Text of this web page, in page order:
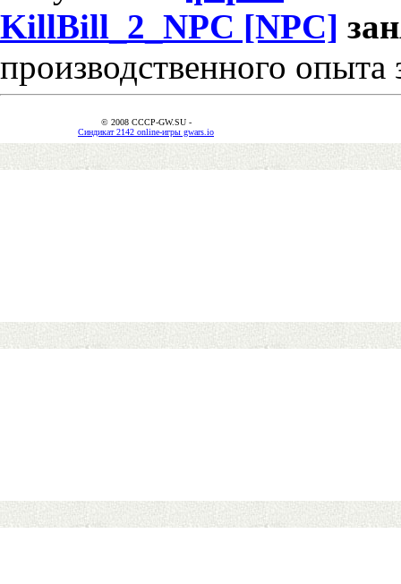
KillBill_2_NPC [NPC]
производственного опыта
© 2008 CCCP-GW.SU -
Синдикат 2142 online-игры gwars.io